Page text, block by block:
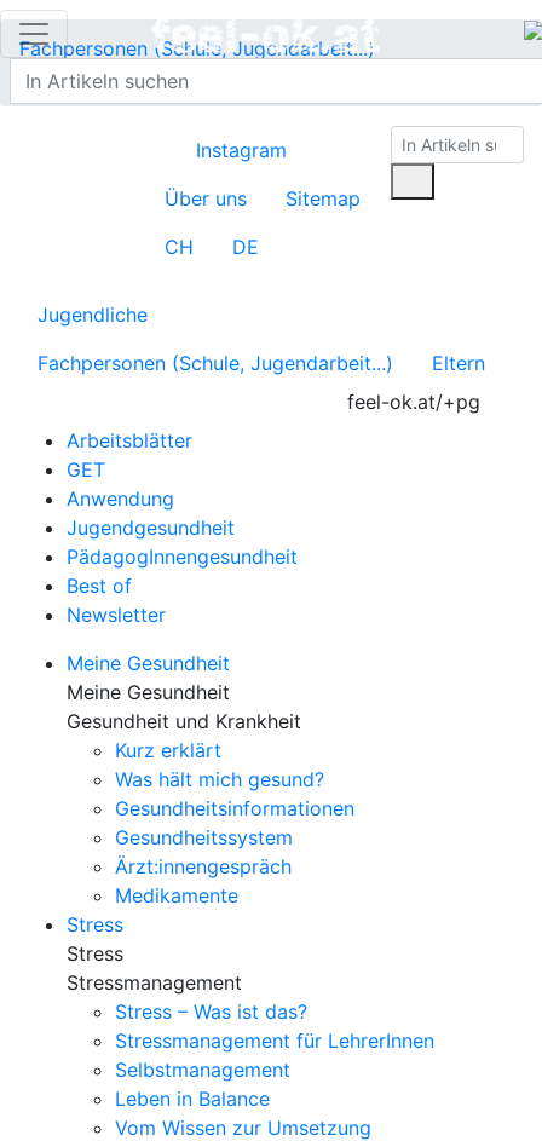
Fachpersonen (Schule, Jugendarbeit...)
Pädagog:innengesundheit
Instagram
Über uns
Sitemap
CH
DE
Jugendliche
Fachpersonen (Schule, Jugendarbeit...)
Eltern
feel-ok.at/+pg
Arbeitsblätter
GET
Anwendung
Jugendgesundheit
PädagogInnengesundheit
Best of
Newsletter
Meine Gesundheit
Meine Gesundheit
Gesundheit und Krankheit
Kurz erklärt
Was hält mich gesund?
Gesundheitsinformationen
Gesundheitssystem
Ärzt:innengespräch
Medikamente
Stress
Stress
Stressmanagement
Stress – Was ist das?
Stressmanagement für LehrerInnen
Selbstmanagement
Leben in Balance
Vom Wissen zur Umsetzung